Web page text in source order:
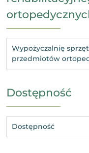
Wypożyczalnię
przedmiotów
Dostępność
Dostępność